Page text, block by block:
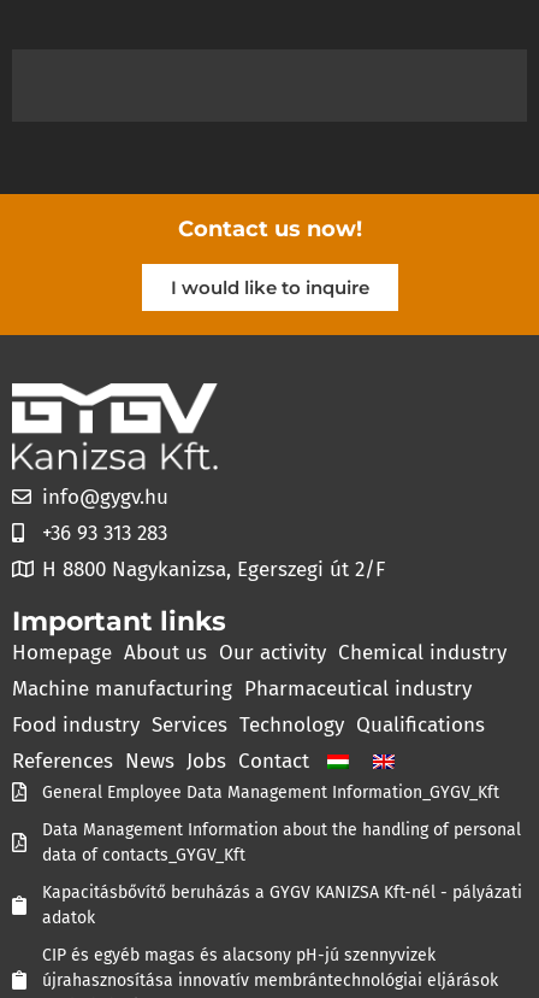
Contact us now!
I would like to inquire
info@gygv.hu
+36 93 313 283
H 8800 Nagykanizsa, Egerszegi út 2/F
Important links
Homepage About us Our activity Chemical industry
Machine manufacturing Pharmaceutical industry
Food industry Services Technology Qualifications
References News Jobs Contact
General Employee Data Management Information_GYGV_Kft
Data Management Information about the handling of personal
data of contacts_GYGV_Kft
Kapacitásbővítő beruházás a GYGV KANIZSA Kft-nél - pályázati
adatok
CIP és egyéb magas és alacsony pH-jú szennyvizek
újrahasznosítása innovatív membrántechnológiai eljárások